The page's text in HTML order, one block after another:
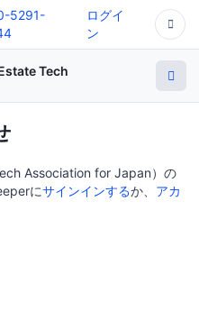
5291-
ログイ
ン
Tech
Association for Japan）の
にサインインするか、 アカ